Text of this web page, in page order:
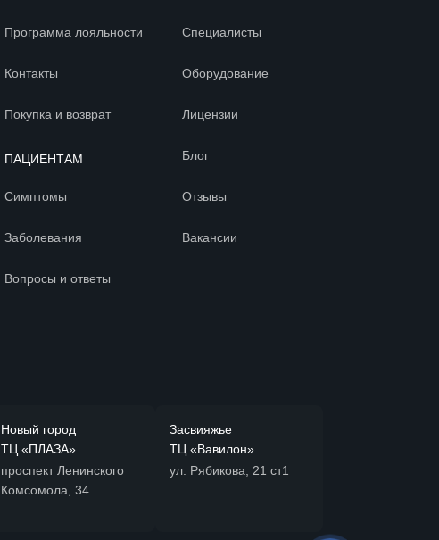
Программа лояльности
Контакты
Покупка и возврат
ПАЦИЕНТАМ
Симптомы
Заболевания
Вопросы и ответы
Специалисты
Оборудование
Лицензии
Блог
Отзывы
Вакансии
Новый город
ТЦ «ПЛАЗА»
проспект Ленинского
Комсомола, 34
Засвияжье
ТЦ «Вавилон»
ул. Рябикова, 21 ст1